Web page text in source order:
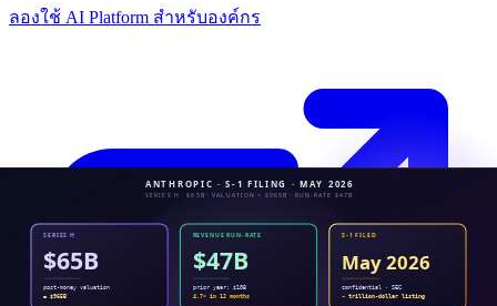
ลองใช้ AI Platform สำหรับองค์กร